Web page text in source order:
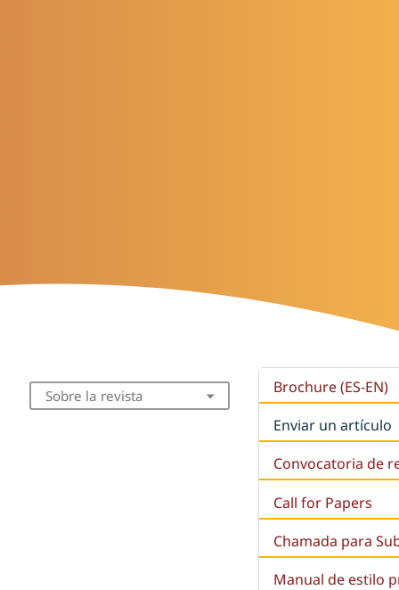
Sobre la revista
Brochure (ES-EN)
Enviar un artículo
Convocatoria de
Call for Papers
Chamada para
Manual de estilo